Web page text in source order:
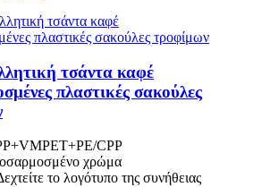
τσάντα καφέ
πλαστικές σακούλες
CPP
χρώμα
το λογότυπο της συνήθειας